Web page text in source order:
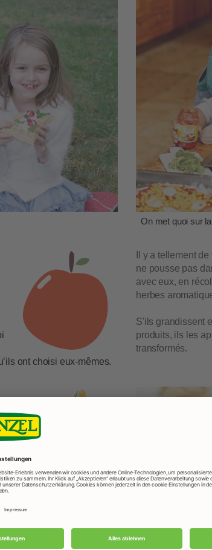
On met quoi sur
ont choisi eux-mêmes.
Il y a tellement
ne pousse pas
avec eux, en
herbes
S'ils grandissent
produits, ils les
transformés.
pour
pour
certes, mais une belle
faire des miracles.
par magie, en plat
enfants adorent ça. Les
avec un dip remportent